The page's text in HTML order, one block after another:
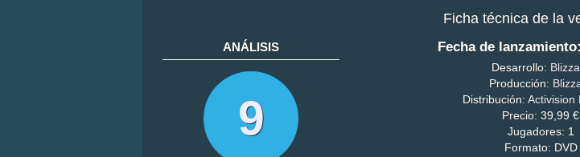
Ficha técnica de la
ANÁLISIS
9
Fecha de
Desarrollo:
Producción:
Distribución: Activision
Precio: 39,99 €
Jugadores: 1
Formato: DVD